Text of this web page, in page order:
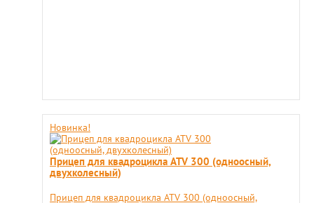
Новинка!
Прицеп для квадроцикла ATV 300 (одноосный,
двухколесный)
Прицеп для квадроцикла ATV 300 (одноосный,